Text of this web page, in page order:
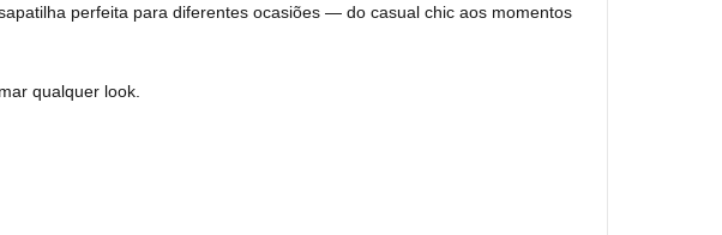
perfeita para diferentes ocasiões — do casual chic aos momentos
qualquer look.